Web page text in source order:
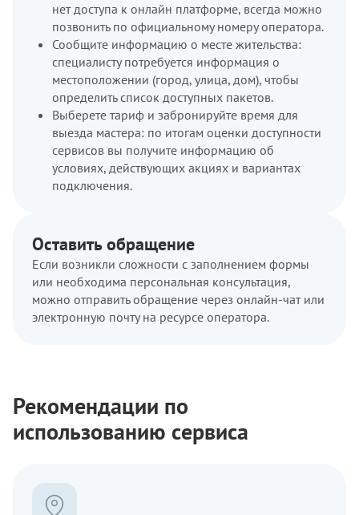
нет доступа к онлайн платформе, всегда можно
позвонить по официальному номеру оператора.
Сообщите информацию о месте жительства:
специалисту потребуется информация о
местоположении (город, улица, дом), чтобы
определить список доступных пакетов.
Выберете тариф и забронируйте время для
выезда мастера: по итогам оценки доступности
сервисов вы получите информацию об
условиях, действующих акциях и вариантах
подключения.
Оставить обращение
Если возникли сложности с заполнением формы
или необходима персональная консультация,
можно отправить обращение через онлайн-чат или
электронную почту на ресурсе оператора.
Рекомендации по
использованию сервиса